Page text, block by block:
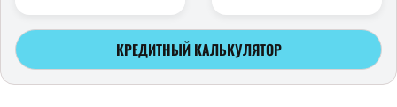
КРЕДИТНЫЙ КАЛЬКУЛЯТОР